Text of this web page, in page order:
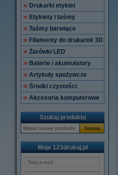
Drukarki etykiet
Etykiety i taśmy
Taśmy barwiące
Filamenty do drukarek 3D
Żarówki LED
Baterie i akumulatory
Artykuły spożywcze
Środki czystości
Akcesoria komputerowe
Szukaj produktu
Szukaj
Moje 123drukuj.pl